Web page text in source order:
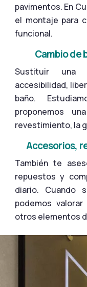
pavimentos. En
el montaje para
funcional.
Cambio de
Sustituir una
accesibilidad,
baño.
proponemos
revestimiento, la
Accesorios,
También te
repuestos y
diario. Cuando
podemos
otros elementos